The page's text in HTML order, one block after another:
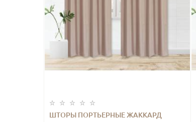
ШТОРЫ ПОРТЬЕРНЫЕ ЖАККАРД